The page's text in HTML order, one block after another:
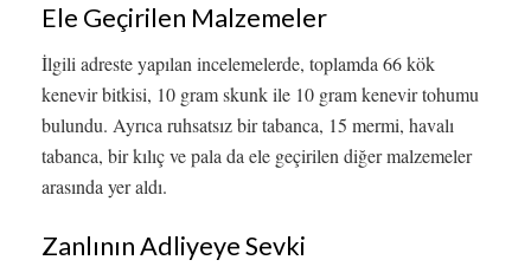
Ele Geçirilen Malzemeler
İlgili adreste yapılan incelemelerde, toplamda 66 kök
kenevir bitkisi, 10 gram skunk ile 10 gram kenevir tohumu
bulundu. Ayrıca ruhsatsız bir tabanca, 15 mermi, havalı
tabanca, bir kılıç ve pala da ele geçirilen diğer malzemeler
arasında yer aldı.
Zanlının Adliyeye Sevki